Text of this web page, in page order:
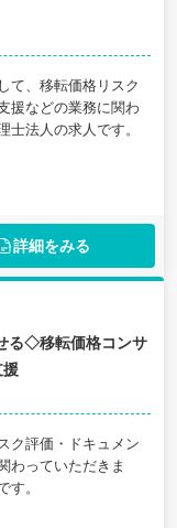
て、移転価格リスク
援などの業務に関わ
法人の求人です。
詳細をみる
る◇移転価格コンサ
ク評価・ドキュメン
わっていただきま
。